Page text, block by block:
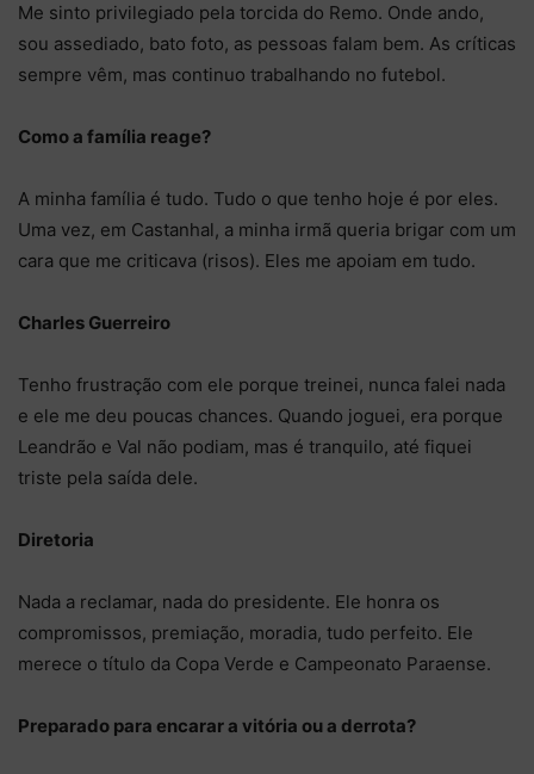
Me sinto privilegiado pela torcida do Remo. Onde ando,
sou assediado, bato foto, as pessoas falam bem. As críticas
sempre vêm, mas continuo trabalhando no futebol.
Como a família reage?
A minha família é tudo. Tudo o que tenho hoje é por eles.
Uma vez, em Castanhal, a minha irmã queria brigar com um
cara que me criticava (risos). Eles me apoiam em tudo.
Charles Guerreiro
Tenho frustração com ele porque treinei, nunca falei nada
e ele me deu poucas chances. Quando joguei, era porque
Leandrão e Val não podiam, mas é tranquilo, até fiquei
triste pela saída dele.
Diretoria
Nada a reclamar, nada do presidente. Ele honra os
compromissos, premiação, moradia, tudo perfeito. Ele
merece o título da Copa Verde e Campeonato Paraense.
Preparado para encarar a vitória ou a derrota?